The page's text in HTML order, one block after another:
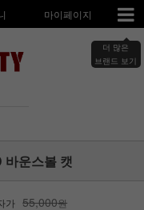
마이페이지
더 많은
브랜드 보기
운스볼 캣
가 55,000원